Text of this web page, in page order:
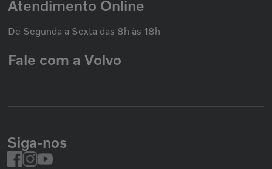
Atendimento Online
De Segunda a Sexta das 8h às 18h
Fale com a Volvo
Siga-nos